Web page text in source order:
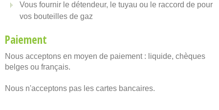
Vous fournir le détendeur, le tuyau ou le raccord de pour
vos bouteilles de gaz
Paiement
Nous acceptons en moyen de paiement : liquide, chèques
belges ou français.
Nous n'acceptons pas les cartes bancaires.